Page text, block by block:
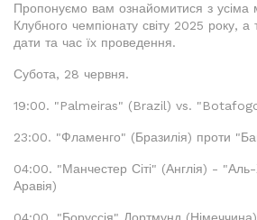
Пропонуємо вам ознайомитися з усіма
Клубного чемпіонату світу 2025 року, а
дати та час їх проведення.
Субота, 28 червня.
19:00. "Palmeiras" (Brazil) vs.
23:00. "Фламенго" (Бразилія) проти
04:00. "Манчестер Сіті" (Англія) - "Аль-
Аравія)